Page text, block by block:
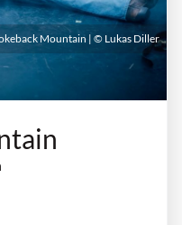
| 19:30 Uhr
Mountain | © Lukas Diller